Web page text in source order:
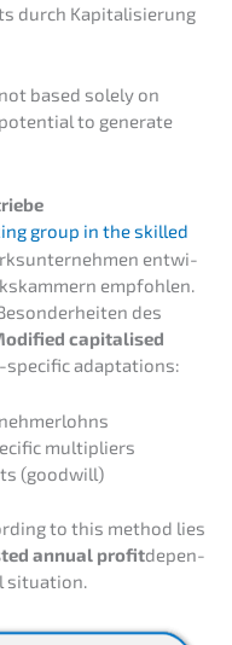
durch Kapita­li­sie­rung
based solely on
to genera­te
group in the skilled
entwi­
empfoh­len.
des
capita­li­sed
adaptations:
multipliers
(goodwill)
to this method lies
annual profitdepen­
situation.